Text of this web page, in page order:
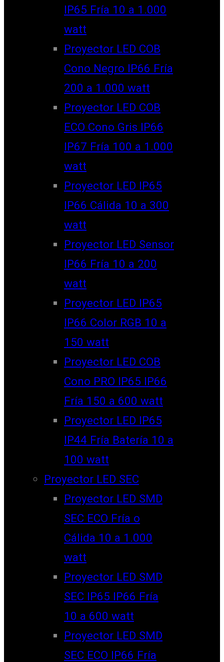
IP65 Fría 10 a 1.000
watt
Proyector LED COB
Cono Negro IP66 Fría
200 a 1.000 watt
Proyector LED COB
ECO Cono Gris IP66
IP67 Fría 100 a 1.000
watt
Proyector LED IP65
IP66 Cálida 10 a 300
watt
Proyector LED Sensor
IP66 Fría 10 a 200
watt
Proyector LED IP65
IP66 Color RGB 10 a
150 watt
Proyector LED COB
Cono PRO IP65 IP66
Fría 150 a 600 watt
Proyector LED IP65
IP44 Fría Batería 10 a
100 watt
Proyector LED SEC
Proyector LED SMD
SEC ECO Fría o
Cálida 10 a 1.000
watt
Proyector LED SMD
SEC IP65 IP66 Fría
10 a 600 watt
Proyector LED SMD
SEC ECO IP66 Fría